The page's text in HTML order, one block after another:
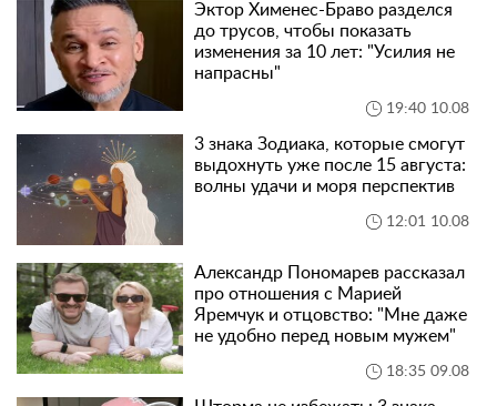
Эктор Хименес-Браво разделся
до трусов, чтобы показать
изменения за 10 лет: "Усилия не
напрасны"
19:40 10.08
3 знака Зодиака, которые смогут
выдохнуть уже после 15 августа:
волны удачи и моря перспектив
12:01 10.08
Александр Пономарев рассказал
про отношения с Марией
Яремчук и отцовство: "Мне даже
не удобно перед новым мужем"
18:35 09.08